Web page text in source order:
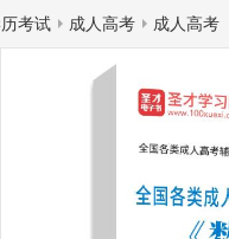
考试 成人高考 成人高考